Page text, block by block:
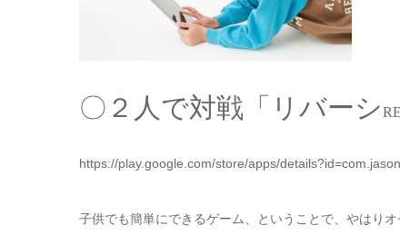
〇２人で対戦「リバーシ
https://play.google.com/store/apps/
子供でも簡単にできるゲーム、ということで、やはり